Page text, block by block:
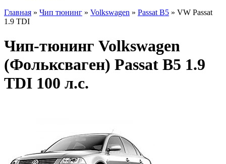
Главная » Чип тюнинг » Volkswagen » Passat B5 » VW Passat
1.9 TDI
Чип-тюнинг Volkswagen
(Фольксваген) Passat B5 1.9
TDI 100 л.с.